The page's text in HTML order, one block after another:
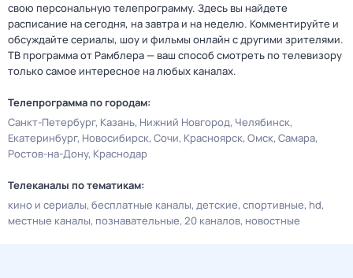
свою персональную телепрограмму. Здесь вы найдете
расписание на сегодня, на завтра и на неделю. Комментируйте и
обсуждайте сериалы, шоу и фильмы онлайн с другими зрителями.
ТВ программа от Рамблера — ваш способ смотреть по телевизору
только самое интересное на любых каналах.
Телепрограмма по городам:
Санкт-Петербург Казань Нижний Новгород Челябинск
Екатеринбург Новосибирск Сочи Красноярск Омск Самара
Ростов-на-Дону Краснодар
Телеканалы по тематикам:
кино и сериалы бесплатные каналы детские спортивные hd
местные каналы познавательные 20 каналов новостные